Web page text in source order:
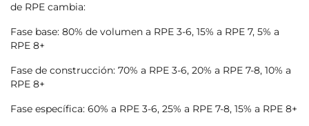
de RPE cambia:
Fase base: 80% de volumen a RPE 3-6, 15% a RPE 7, 5% a
RPE 8+
Fase de construcción: 70% a RPE 3-6, 20% a RPE 7-8, 10% a
RPE 8+
Fase específica: 60% a RPE 3-6, 25% a RPE 7-8, 15% a RPE 8+